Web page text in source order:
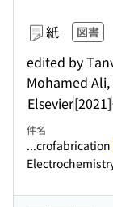
紙 図書
edited by
Mohamed
Elsevier[2021]
件名
...crofabrication